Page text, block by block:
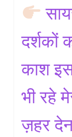
दर्शकों
काश
भी रहे
ज़हर